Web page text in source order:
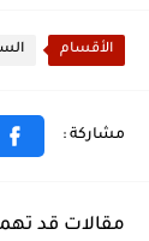
الأقسام
مقالات قد